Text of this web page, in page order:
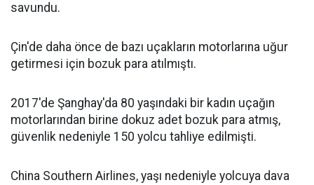
savundu.
Çin'de daha önce de bazı uçakların motorlarına uğur
getirmesi için bozuk para atılmıştı.
2017'de Şanghay'da 80 yaşındaki bir kadın uçağın
motorlarından birine dokuz adet bozuk para atmış,
güvenlik nedeniyle 150 yolcu tahliye edilmişti.
China Southern Airlines, yaşı nedeniyle yolcuya dava